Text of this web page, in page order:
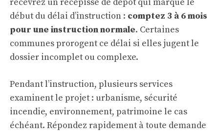
recevrez un récépissé de dépôt qui marque le
début du délai d’instruction : comptez 3 à 6 mois
pour une instruction normale. Certaines
communes prorogent ce délai si elles jugent le
dossier incomplet ou complexe.
Pendant l’instruction, plusieurs services
examinent le projet : urbanisme, sécurité
incendie, environnement, patrimoine le cas
échéant. Répondez rapidement à toute demande